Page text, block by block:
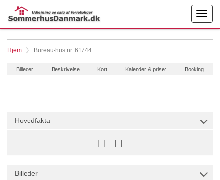
Hjem Bureau-hus nr. 61744
Billeder Beskrivelse Kort Kalender & priser Booking
Hovedfakta
| | | | |
Billeder